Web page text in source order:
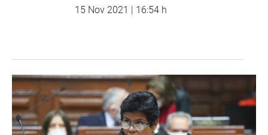
15 Nov 2021 | 16:54 h